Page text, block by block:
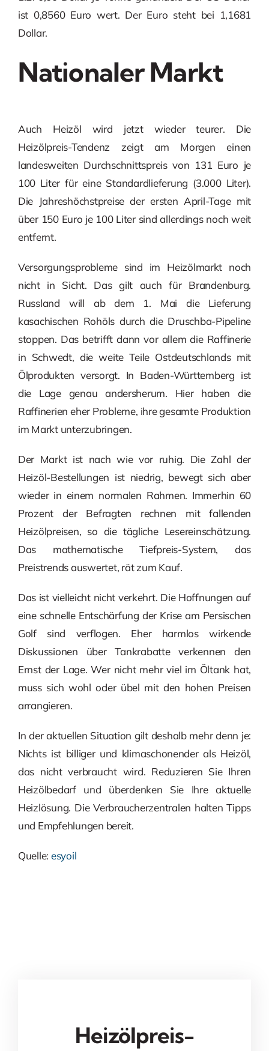
ist 0,8560 Euro wert. Der Euro steht bei 1,1681
Dollar.
Nationaler Markt
Auch Heizöl wird jetzt wieder teurer. Die
Heizölpreis-Tendenz zeigt am Morgen einen
landesweiten Durchschnittspreis von 131 Euro je
100 Liter für eine Standardlieferung (3.000 Liter).
Die Jahreshöchstpreise der ersten April-Tage mit
über 150 Euro je 100 Liter sind allerdings noch weit
entfernt.
Versorgungsprobleme sind im Heizölmarkt noch
nicht in Sicht. Das gilt auch für Brandenburg.
Russland will ab dem 1. Mai die Lieferung
kasachischen Rohöls durch die Druschba-Pipeline
stoppen. Das betrifft dann vor allem die Raffinerie
in Schwedt, die weite Teile Ostdeutschlands mit
Ölprodukten versorgt. In Baden-Württemberg ist
die Lage genau andersherum. Hier haben die
Raffinerien eher Probleme, ihre gesamte Produktion
im Markt unterzubringen.
Der Markt ist nach wie vor ruhig. Die Zahl der
Heizöl-Bestellungen ist niedrig, bewegt sich aber
wieder in einem normalen Rahmen. Immerhin 60
Prozent der Befragten rechnen mit fallenden
Heizölpreisen, so die tägliche Lesereinschätzung.
Das mathematische Tiefpreis-System, das
Preistrends auswertet, rät zum Kauf.
Das ist vielleicht nicht verkehrt. Die Hoffnungen auf
eine schnelle Entschärfung der Krise am Persischen
Golf sind verflogen. Eher harmlos wirkende
Diskussionen über Tankrabatte verkennen den
Ernst der Lage. Wer nicht mehr viel im Öltank hat,
muss sich wohl oder übel mit den hohen Preisen
arrangieren.
In der aktuellen Situation gilt deshalb mehr denn je:
Nichts ist billiger und klimaschonender als Heizöl,
das nicht verbraucht wird. Reduzieren Sie Ihren
Heizölbedarf und überdenken Sie Ihre aktuelle
Heizlösung. Die Verbraucherzentralen halten Tipps
und Empfehlungen bereit.
Quelle: esyoil
Heizölpreis-